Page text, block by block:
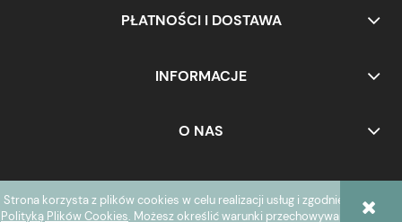
Strona korzysta z plików cookies w celu realizacji usług i zgodnie z
Polityką Plików Cookies. Możesz określić warunki przechowywania
PŁATNOŚCI I DOSTAWA
INFORMACJE
O NAS
POKAŻ PEŁNĄ WERSJĘ STRONY